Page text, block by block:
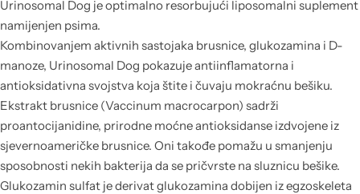
Urinosomal Dog je optimalno resorbujući liposomalni suplement
namijenjen psima.
Kombinovanjem aktivnih sastojaka brusnice, glukozamina i D-
manoze, Urinosomal Dog pokazuje antiinflamatorna i
antioksidativna svojstva koja štite i čuvaju mokraćnu bešiku.
Ekstrakt brusnice (Vaccinum macrocarpon) sadrži
proantocijanidine, prirodne moćne antioksidanse izdvojene iz
sjevernoameričke brusnice. Oni takođe pomažu u smanjenju
sposobnosti nekih bakterija da se pričvrste na sluznicu bešike.
Glukozamin sulfat je derivat glukozamina dobijen iz egzoskeleta